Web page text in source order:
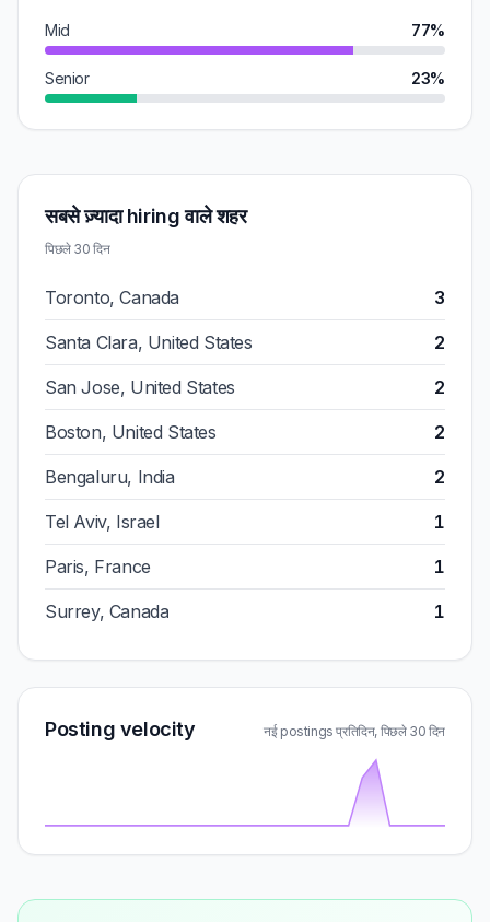
Mid 77%
Senior 23%
सबसे ज़्यादा hiring वाले शहर
पिछले 30 दिन
Toronto, Canada 3
Santa Clara, United States 2
San Jose, United States 2
Boston, United States 2
Bengaluru, India 2
Tel Aviv, Israel 1
Paris, France 1
Surrey, Canada 1
Posting velocity नई postings प्रतिदिन, पिछले 30 दिन